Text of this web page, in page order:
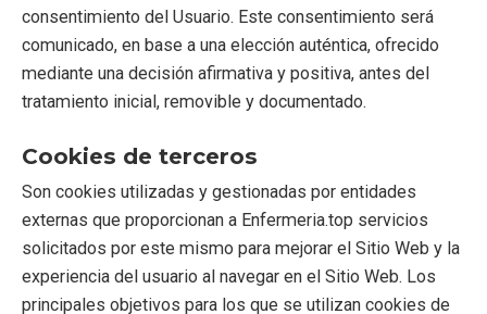
consentimiento del Usuario. Este consentimiento será
comunicado, en base a una elección auténtica, ofrecido
mediante una decisión afirmativa y positiva, antes del
tratamiento inicial, removible y documentado.
Cookies de terceros
Son cookies utilizadas y gestionadas por entidades
externas que proporcionan a Enfermeria.top servicios
solicitados por este mismo para mejorar el Sitio Web y la
experiencia del usuario al navegar en el Sitio Web. Los
principales objetivos para los que se utilizan cookies de